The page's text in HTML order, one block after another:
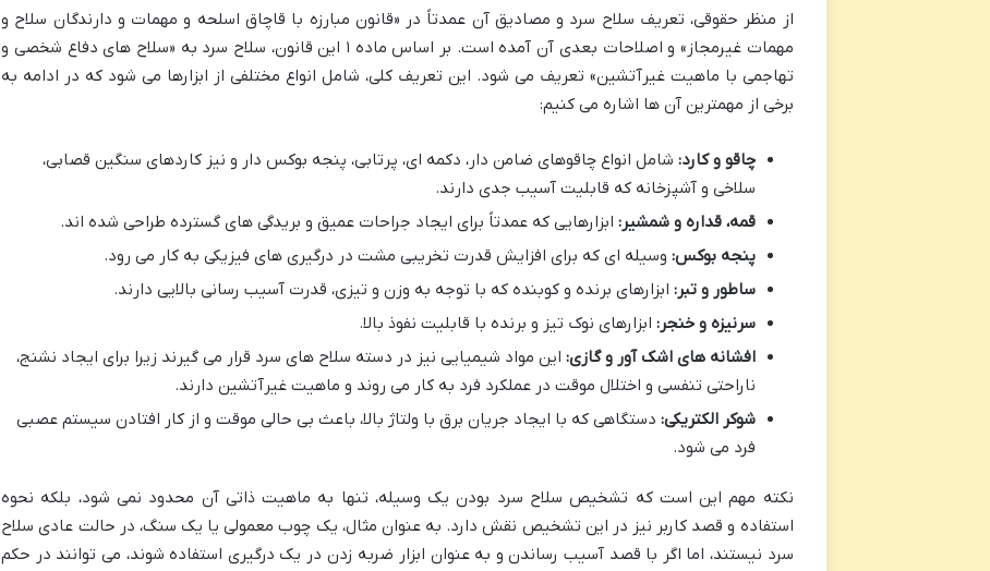
از منظر حقوقی، تعریف سلاح سرد و مصادیق آن عمدتاً در «قانون مبارزه با قاچاق اسلحه و مهمات و دارندگان سلاح و
مهمات غیرمجاز» و اصلاحات بعدی آن آمده است. بر اساس ماده ۱ این قانون، سلاح سرد به «سلاح های دفاع شخصی و
تهاجمی با ماهیت غیرآتشین» تعریف می شود. این تعریف کلی، شامل انواع مختلفی از ابزارها می شود که در ادامه به
برخی از مهمترین آن ها اشاره می کنیم:
چاقو و کارد: شامل انواع چاقوهای ضامن دار، دکمه ای، پرتابی، پنجه بوکس دار و نیز کاردهای سنگین قصابی،
سلاخی و آشپزخانه که قابلیت آسیب جدی دارند.
قمه، قداره و شمشیر: ابزارهایی که عمدتاً برای ایجاد جراحات عمیق و بریدگی های گسترده طراحی شده اند.
پنجه بوکس: وسیله ای که برای افزایش قدرت تخریبی مشت در درگیری های فیزیکی به کار می رود.
ساطور و تبر: ابزارهای برنده و کوبنده که با توجه به وزن و تیزی، قدرت آسیب رسانی بالایی دارند.
سرنیزه و خنجر: ابزارهای نوک تیز و برنده با قابلیت نفوذ بالا.
افشانه های اشک آور و گازی: این مواد شیمیایی نیز در دسته سلاح های سرد قرار می گیرند زیرا برای ایجاد نشنج،
ناراحتی تنفسی و اختلال موقت در عملکرد فرد به کار می روند و ماهیت غیرآتشین دارند.
شوکر الکتریکی: دستگاهی که با ایجاد جریان برق با ولتاژ بالا، باعث بی حالی موقت و از کار افتادن سیستم عصبی
فرد می شود.
نکته مهم این است که تشخیص سلاح سرد بودن یک وسیله، تنها به ماهیت ذاتی آن محدود نمی شود، بلکه نحوه
استفاده و قصد کاربر نیز در این تشخیص نقش دارد. به عنوان مثال، یک چوب معمولی یا یک سنگ، در حالت عادی سلاح
سرد نیستند، اما اگر با قصد آسیب رساندن و به عنوان ابزار ضربه زدن در یک درگیری استفاده شوند، می توانند در حکم